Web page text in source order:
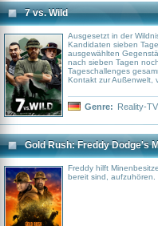
7 vs. Wild
Ausgesetzt in der
Kandidaten sieben
ausgewählten
nach sieben Tagen
Tageschallenges
Kontakt zur Außenwelt,
Genre: Reality-TV
Gold Rush: Freddy Dodge's
Freddy hilft
bereit sind, aufzuhören.